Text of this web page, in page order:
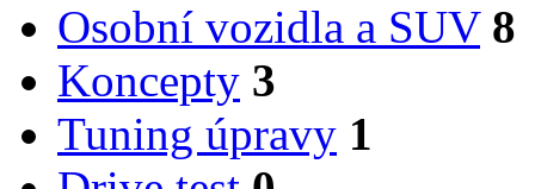
Osobní vozidla a SUV 8
Koncepty 3
Tuning úpravy 1